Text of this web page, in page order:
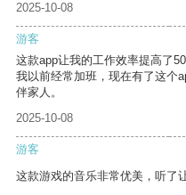
2025-10-08
游客
这款app让我的工作效率提高了
我以前经常加班，现在有了这个
伴家人。
2025-10-08
游客
这款游戏的音乐非常优美，听了